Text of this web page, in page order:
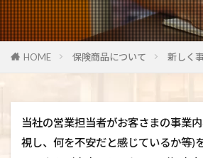
HOME 保険商品について 新しく
当社の営業担当者がお客さまの事業
視し、何を不安だと感じているか等)